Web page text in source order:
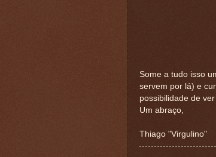
Some a tudo isso
servem por lá) e
possibilidade de
Um abraço,
Thiago "Virgulino"